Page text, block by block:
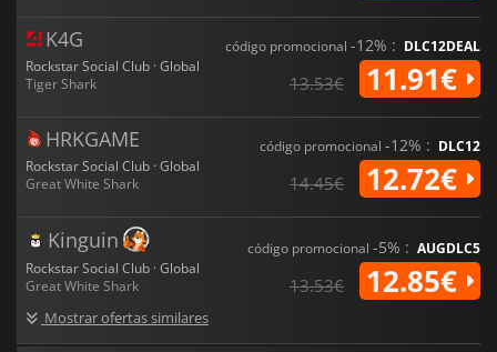
K4G
Rockstar Social Club · Global
Tiger Shark
código promocional -12% : DLC12DEAL
13.53€ 11.91€
HRKGAME
Rockstar Social Club · Global
Great White Shark
código promocional -12% : DLC12
14.45€ 12.72€
Kinguin
Rockstar Social Club · Global
Great White Shark
Mostrar ofertas similares
código promocional -5% : AUGDLC5
13.53€ 12.85€